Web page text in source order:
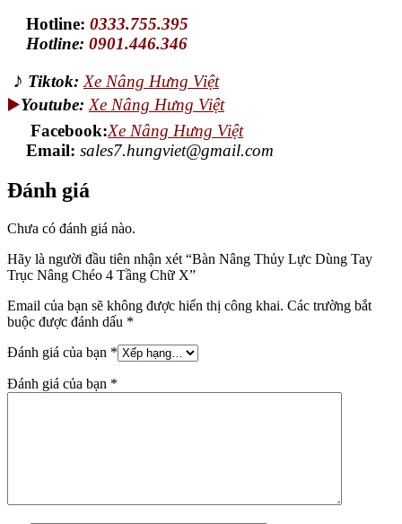
Hotline:0333.755.395
Hotline:0901.446.346
♪ Tiktok: Xe Nâng Hưng Việt
▶️Youtube: Xe Nâng Hưng Việt
Facebook:Xe Nâng Hưng Việt
Email:sales7.hungviet@gmail.com
Đánh giá
Chưa có đánh giá nào.
Hãy là người đầu tiên nhận xét “Bàn Nâng Thủy Lực Dùng Tay
Trục Nâng Chéo 4 Tầng Chữ X”
Email của bạn sẽ không được hiển thị công khai. Các trường bắt
buộc được đánh dấu *
Đánh giá của bạn *
Đánh giá của bạn *